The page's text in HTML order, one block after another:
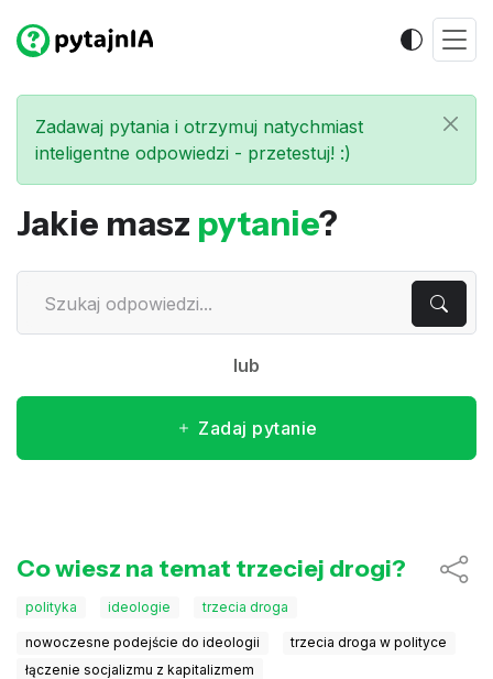
Zadawaj pytania i otrzymuj natychmiast
inteligentne odpowiedzi - przetestuj! :)
Jakie masz pytanie?
lub
Zadaj pytanie
Co wiesz na temat trzeciej drogi?
polityka ideologie trzecia droga
nowoczesne podejście do ideologii
trzecia droga w polityce
łączenie socjalizmu z kapitalizmem